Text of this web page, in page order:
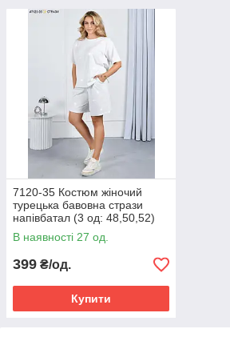
7120-35 Костюм жіночий
турецька бавовна стрази
напівбатал (3 од: 48,50,52)
В наявності 27 од.
399 ₴/од.
Купити